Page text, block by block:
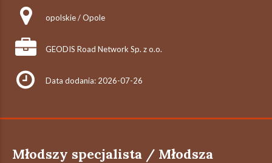
opolskie / Opole
GEODIS Road Network Sp. z o.o.
Data dodania: 2026-07-26
Młodszy specjalista / Młodsza